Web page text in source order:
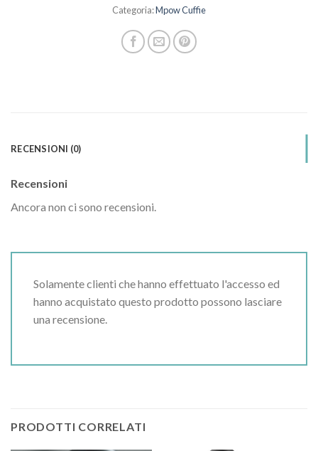
Categoria:Mpow Cuffie
RECENSIONI (0)
Recensioni
Ancora non ci sono recensioni.
Solamente clienti che hanno effettuato l'accesso ed
hanno acquistato questo prodotto possono lasciare
una recensione.
PRODOTTI CORRELATI